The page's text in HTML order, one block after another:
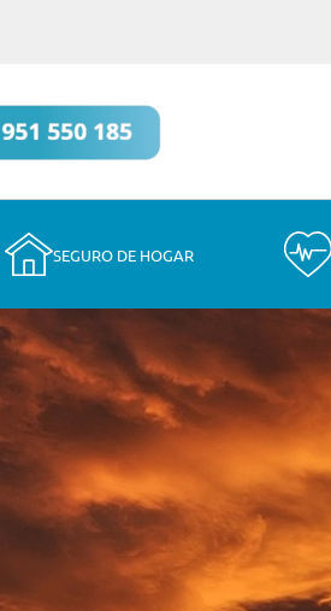
SEGURO DE HOGAR